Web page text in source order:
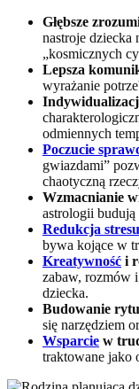
Głębsze
nastroje dziecka
„kosmicznych
Lepsza
wyrażanie
odmiennych
Poczucie
gwiazdami”
chaotyczną
Wzmacnianie
astrologii budują
Redukcja stresu
bywa kojące w
Kreatywność i
zabaw, rozmów
dziecka.
Budowanie
się narzędziem
Wsparcie w
traktowane jako